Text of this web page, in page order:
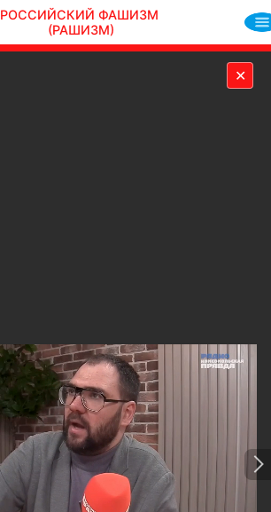
РОССИЙСКИЙ ФАШИЗМ
(РАШИЗМ)
✕